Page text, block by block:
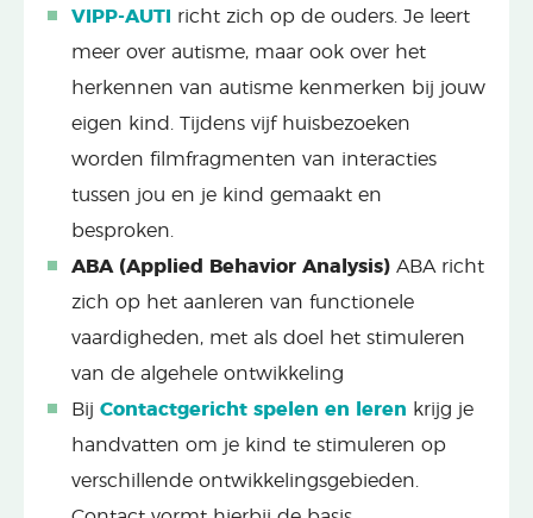
VIPP-AUTI richt zich op de ouders. Je leert
meer over autisme, maar ook over het
herkennen van autisme kenmerken bij jouw
eigen kind. Tijdens vijf huisbezoeken
worden filmfragmenten van interacties
tussen jou en je kind gemaakt en
besproken.
ABA (Applied Behavior Analysis) ABA richt
zich op het aanleren van functionele
vaardigheden, met als doel het stimuleren
van de algehele ontwikkeling
Bij Contactgericht spelen en leren krijg je
handvatten om je kind te stimuleren op
verschillende ontwikkelingsgebieden.